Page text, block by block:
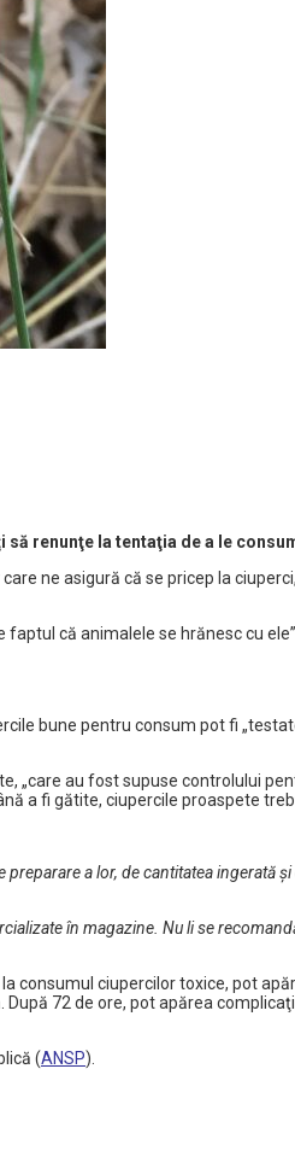
renunţe la tentaţia de a le
ne asigură că se pricep la
că animalele se hrănesc cu
bune pentru consum pot fi
„care au fost supuse controlului
a fi gătite, ciupercile proaspete
a lor, de cantitatea ingerată
în magazine. Nu li se
consumul ciupercilor toxice, pot
72 de ore, pot apărea
(ANSP).